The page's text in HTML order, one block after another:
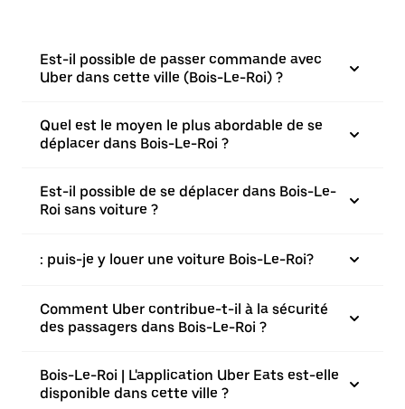
Est-il possible de passer commande avec
Uber dans cette ville (Bois-Le-Roi) ?
Quel est le moyen le plus abordable de se
déplacer dans Bois-Le-Roi ?
Est-il possible de se déplacer dans Bois-Le-
Roi sans voiture ?
: puis-je y louer une voiture Bois-Le-Roi?
Comment Uber contribue-t-il à la sécurité
des passagers dans Bois-Le-Roi ?
Bois-Le-Roi | L'application Uber Eats est-elle
disponible dans cette ville ?